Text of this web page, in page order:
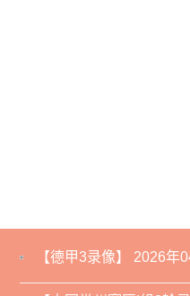
【德甲3录像】 2026